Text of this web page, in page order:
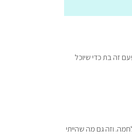
זה בת כדי שיוכל
וזה גם מה שהייתי